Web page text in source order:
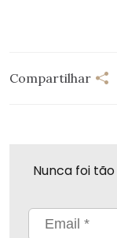
Compartilhar
Nunca foi